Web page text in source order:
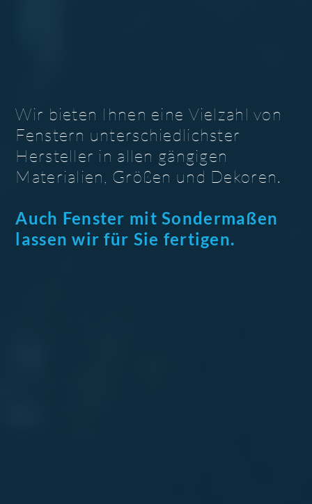
Wir bieten Ihnen eine Vielzahl von
Fenstern unterschiedlichster
Hersteller in allen gängigen
Materialien, Größen und Dekoren.
Auch Fenster mit Sondermaßen
lassen wir für Sie fertigen.